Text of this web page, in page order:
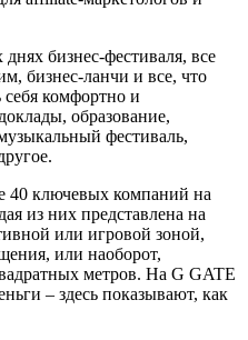
бизнес-фестиваля, все
бизнес-ланчи и все, что
себя комфортно и
образование,
фестиваль,
40 ключевых компаний на
из них представлена на
или игровой зоной,
или наоборот,
метров. На G GATE
– здесь показывают, как